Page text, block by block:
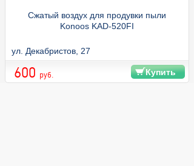
Сжатый воздух для продувки пыли
Konoos KAD-520FI
ул. Декабристов, 27
600 руб. Купить